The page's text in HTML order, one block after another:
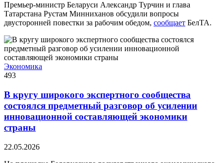
Премьер-министр Беларуси Александр Турчин и глава
Татарстана Рустам Минниханов обсудили вопросы
двусторонней повестки за рабочим обедом, сообщает БелТА.
Экономика
493
В кругу широкого экспертного сообщества
состоялся предметный разговор об усилении
инновационной составляющей экономики
страны
22.05.2026